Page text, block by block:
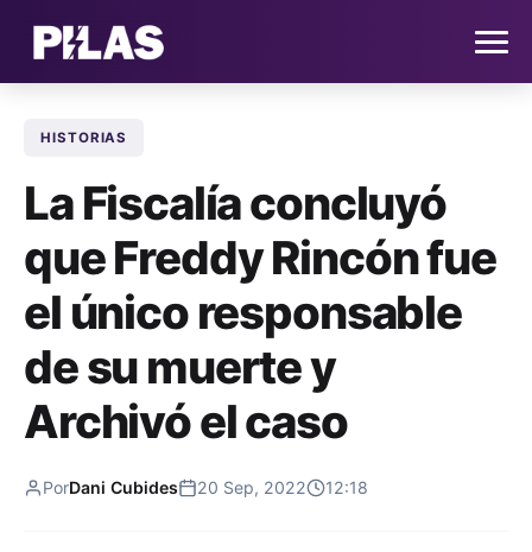
NOTICIAS
QUIÉNES SOMOS
CONTACTO
SUSCRÍBETE
HISTORIAS
La Fiscalía concluyó
que Freddy Rincón fue
el único responsable
de su muerte y
Archivó el caso
PorDani Cubides 20 Sep, 2022 12:18